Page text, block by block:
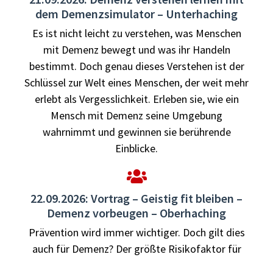
dem Demenzsimulator – Unterhaching
Es ist nicht leicht zu verstehen, was Menschen
mit Demenz bewegt und was ihr Handeln
bestimmt. Doch genau dieses Verstehen ist der
Schlüssel zur Welt eines Menschen, der weit mehr
erlebt als Vergesslichkeit. Erleben sie, wie ein
Mensch mit Demenz seine Umgebung
wahrnimmt und gewinnen sie berührende
Einblicke.
22.09.2026: Vortrag – Geistig fit bleiben –
Demenz vorbeugen – Oberhaching
Prävention wird immer wichtiger. Doch gilt dies
auch für Demenz? Der größte Risikofaktor für